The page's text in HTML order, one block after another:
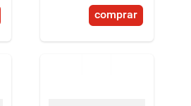
comprar